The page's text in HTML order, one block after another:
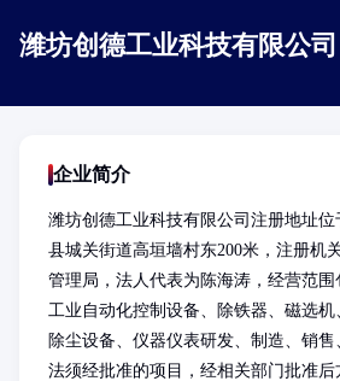
潍坊创德工业科技有限公司
企业简介
潍坊创德工业科技有限公司注册地址
县城关街道高垣墙村东200米，注册机
管理局，法人代表为陈海涛，经营范围
工业自动化控制设备、除铁器、磁选机
除尘设备、仪器仪表研发、制造、销
法须经批准的项目，经相关部门批准后